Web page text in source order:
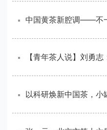
中国黄茶新腔调——不